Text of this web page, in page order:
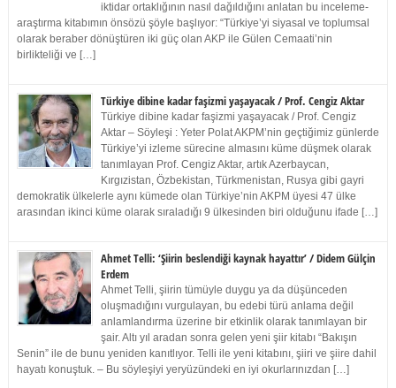
iktidar ortaklığının nasıl dağıldığını anlatan bu inceleme-
araştırma kitabımın önsözü şöyle başlıyor: “Türkiye’yi siyasal ve toplumsal
olarak beraber dönüştüren iki güç olan AKP ile Gülen Cemaati’nin
birlikteliği ve […]
Türkiye dibine kadar faşizmi yaşayacak / Prof. Cengiz Aktar
Türkiye dibine kadar faşizmi yaşayacak / Prof. Cengiz
Aktar – Söyleşi : Yeter Polat AKPM’nin geçtiğimiz günlerde
Türkiye’yi izleme sürecine almasını küme düşmek olarak
tanımlayan Prof. Cengiz Aktar, artık Azerbaycan,
Kırgızistan, Özbekistan, Türkmenistan, Rusya gibi gayri
demokratik ülkelerle aynı kümede olan Türkiye’nin AKPM üyesi 47 ülke
arasından ikinci küme olarak sıraladığı 9 ülkesinden biri olduğunu ifade […]
Ahmet Telli: ‘Şiirin beslendiği kaynak hayattır’ / Didem Gülçin
Erdem
Ahmet Telli, şiirin tümüyle duygu ya da düşünceden
oluşmadığını vurgulayan, bu edebi türü anlama değil
anlamlandırma üzerine bir etkinlik olarak tanımlayan bir
şair. Altı yıl aradan sonra gelen yeni şiir kitabı “Bakışın
Senin” ile de bunu yeniden kanıtlıyor. Telli ile yeni kitabını, şiiri ve şiire dahil
hayatı konuştuk. – Bu söyleşiyi yeryüzündeki en iyi okurlarınızdan […]